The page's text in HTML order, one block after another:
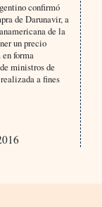
confirmó
de Darunavir, a
de la
un precio
forma
ministros de
a fines